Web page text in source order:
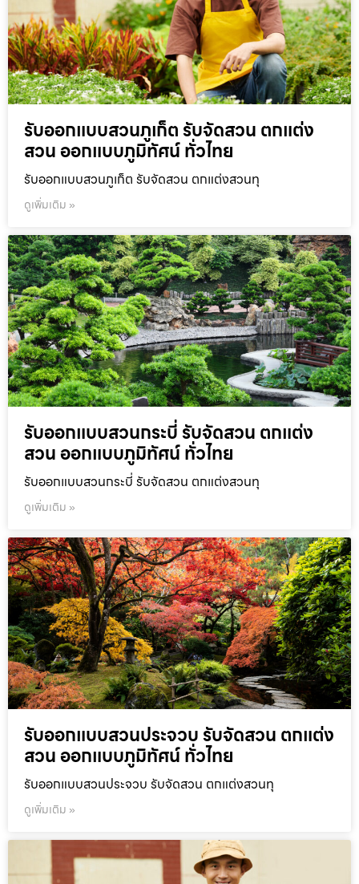
รับออกแบบสวนภูเก็ต รับจัดสวน ตกแต่ง
สวน ออกแบบภูมิทัศน์ ทั่วไทย
รับออกแบบสวนภูเก็ต รับจัดสวน ตกแต่งสวนทุ
ดูเพิ่มเติม »
รับออกแบบสวนกระบี่ รับจัดสวน ตกแต่ง
สวน ออกแบบภูมิทัศน์ ทั่วไทย
รับออกแบบสวนกระบี่ รับจัดสวน ตกแต่งสวนทุ
ดูเพิ่มเติม »
รับออกแบบสวนประจวบ รับจัดสวน ตกแต่ง
สวน ออกแบบภูมิทัศน์ ทั่วไทย
รับออกแบบสวนประจวบ รับจัดสวน ตกแต่งสวนทุ
ดูเพิ่มเติม »